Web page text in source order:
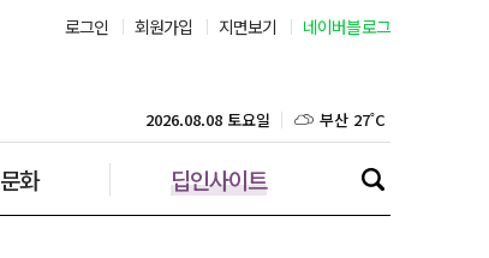
로그인 회원가입 지면보기 네이버블로그
문화 딥인사이트
2026.08.08 토요일 대구 25˚C
인천 29˚C